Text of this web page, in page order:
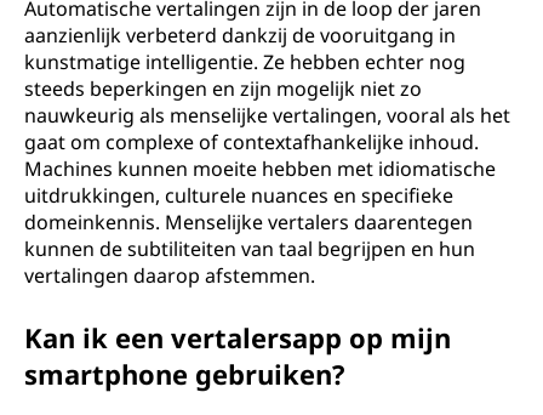
Automatische vertalingen zijn in de loop der jaren
aanzienlijk verbeterd dankzij de vooruitgang in
kunstmatige intelligentie. Ze hebben echter nog
steeds beperkingen en zijn mogelijk niet zo
nauwkeurig als menselijke vertalingen, vooral als het
gaat om complexe of contextafhankelijke inhoud.
Machines kunnen moeite hebben met idiomatische
uitdrukkingen, culturele nuances en specifieke
domeinkennis. Menselijke vertalers daarentegen
kunnen de subtiliteiten van taal begrijpen en hun
vertalingen daarop afstemmen.
Kan ik een vertalersapp op mijn
smartphone gebruiken?